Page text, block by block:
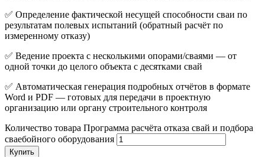
✅ Определение фактической несущей способности сваи по
результатам полевых испытаний (обратный расчёт по
измеренному отказу)
✅ Ведение проекта с несколькими опорами/сваями — от
одной точки до целого объекта с десятками свай
✅ Автоматическая генерация подробных отчётов в формате
Word и PDF — готовых для передачи в проектную
организацию или органу строительного контроля
Количество товара Программа расчёта отказа свай и подбора
сваебойного оборудования
Купить